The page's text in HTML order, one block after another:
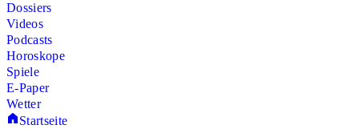
Dossiers
Videos
Podcasts
Horoskope
Spiele
E-Paper
Wetter
Startseite